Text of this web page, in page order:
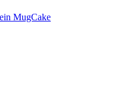
MugCake